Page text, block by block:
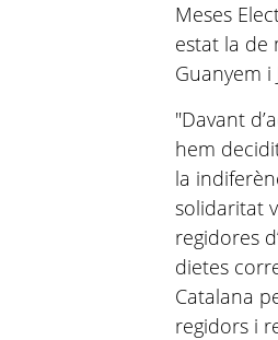
Meses
estat la de
Guanyem i
"Davant
hem
la
solidaritat
regidores
dietes
Catalana
regidors i